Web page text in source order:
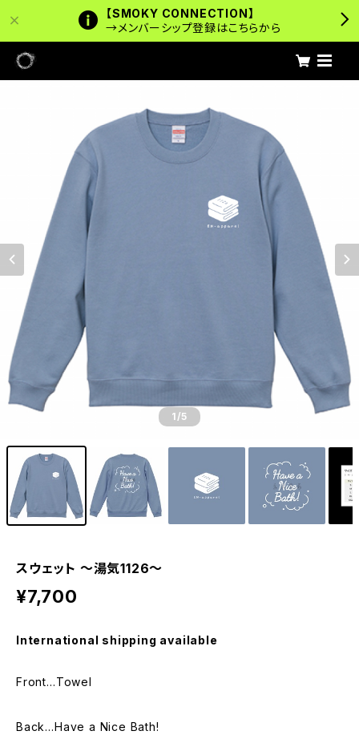
【SMOKY CONNECTION】
→メンバーシップ登録はこちらから
1/5
スウェット 〜湯気1126〜
¥7,700
International shipping available
Front…Towel
Back…Have a Nice Bath!